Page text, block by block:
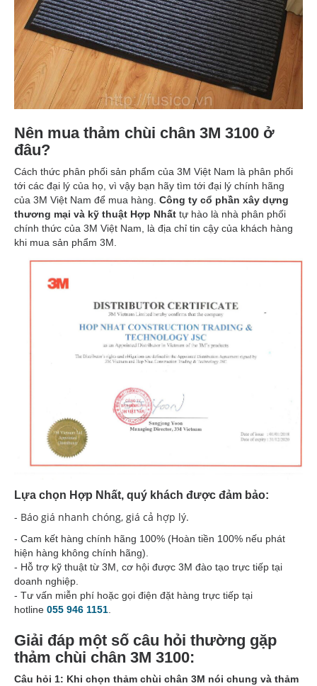
Nên mua thảm chùi chân 3M 3100 ở
đâu?
Cách thức phân phối sản phẩm của 3M Việt Nam là phân phối
tới các đại lý của họ, vì vậy bạn hãy tìm tới đại lý chính hãng
của 3M Việt Nam để mua hàng. Công ty cổ phần xây dựng
thương mại và kỹ thuật Hợp Nhất tự hào là nhà phân phối
chính thức của 3M Việt Nam, là địa chỉ tin cậy của khách hàng
khi mua sản phẩm 3M.
Lựa chọn Hợp Nhất, quý khách được đảm bảo:
- Báo giá nhanh chóng, giá cả hợp lý.
- Cam kết hàng chính hãng 100% (Hoàn tiền 100% nếu phát
hiện hàng không chính hãng).
- Hỗ trợ kỹ thuật từ 3M, cơ hội được 3M đào tạo trực tiếp tại
doanh nghiệp.
- Tư vấn miễn phí hoặc gọi điện đặt hàng trực tiếp tại
hotline 055 946 1151
Giải đáp một số câu hỏi thường gặp
thảm chùi chân 3M 3100:
Câu hỏi 1: Khi chọn thảm chùi chân 3M nói chung và thảm